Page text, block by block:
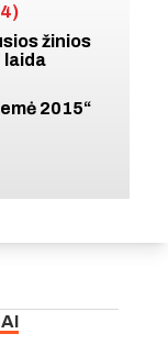
žinios
laida
2015“